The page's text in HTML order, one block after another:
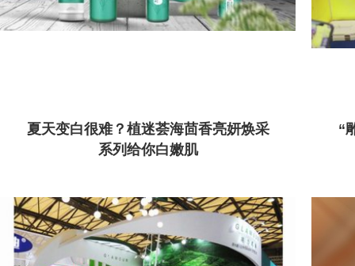
夏天变白很难？植迷荟海茴香亮妍焕采
系列给你白嫩肌
“